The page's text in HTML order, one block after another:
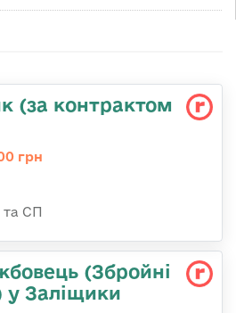
(за контрактом
грн
та СП
(Збройні
у Заліщики